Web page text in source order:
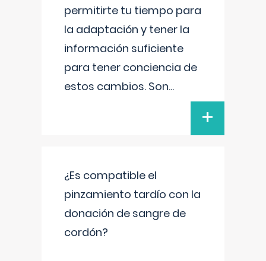
permitirte tu tiempo para
la adaptación y tener la
información suficiente
para tener conciencia de
estos cambios. Son...
+
¿Es compatible el
pinzamiento tardío con la
donación de sangre de
cordón?